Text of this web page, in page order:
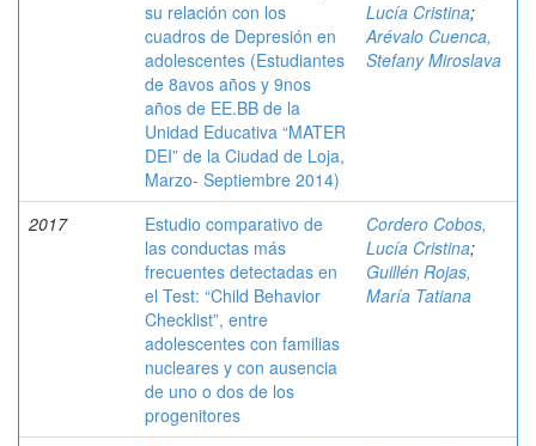
su relación con los
cuadros de Depresión en
adolescentes (Estudiantes
de 8avos años y 9nos
años de EE.BB de la
Unidad Educativa “MATER
DEI” de la Ciudad de Loja,
Marzo- Septiembre 2014)
Lucía Cristina;
Arévalo Cuenca,
Stefany Miroslava
2017
Estudio comparativo de
las conductas más
frecuentes detectadas en
el Test: “Child Behavior
Checklist”, entre
adolescentes con familias
nucleares y con ausencia
de uno o dos de los
progenitores
Cordero Cobos,
Lucía Cristina;
Guillén Rojas,
María Tatiana